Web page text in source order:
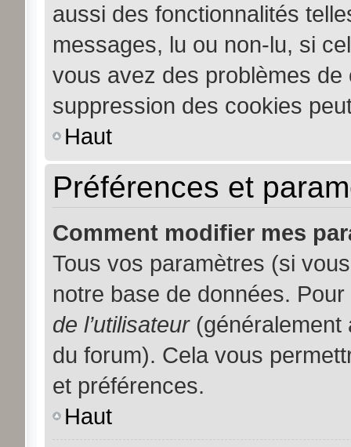
aussi des fonctionnalités
messages, lu ou non-lu, si
vous avez des problèmes
suppression des cookies
Haut
Préférences et
Comment modifier mes
Tous vos paramètres (si
notre base de données.
de l’utilisateur(généralement
du forum). Cela vous
et préférences.
Haut